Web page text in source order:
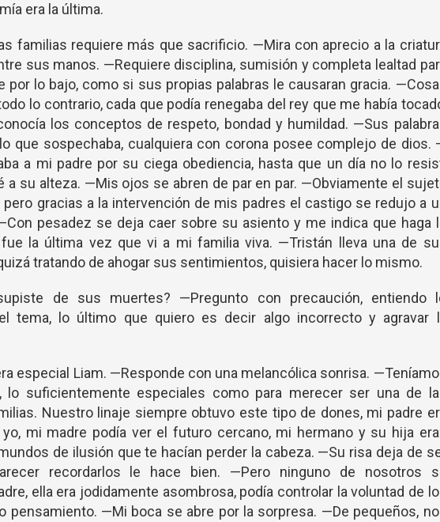
era la última.
familias requiere más que sacrificio. —Mira con aprecio a la
sus manos. —Requiere disciplina, sumisión y completa lealtad
por lo bajo, como si sus propias palabras le causaran gracia.
lo contrario, cada que podía renegaba del rey que me había
los conceptos de respeto, bondad y humildad. —Sus
que sospechaba, cualquiera con corona posee complejo de dios.
a mi padre por su ciega obediencia, hasta que un día no lo
a su alteza. —Mis ojos se abren de par en par. —Obviamente el
gracias a la intervención de mis padres el castigo se redujo a
pesadez se deja caer sobre su asiento y me indica que haga
la última vez que vi a mi familia viva. —Tristán lleva una de
tratando de ahogar sus sentimientos, quisiera hacer lo mismo.
de sus muertes? —Pregunto con precaución, entiendo
tema, lo último que quiero es decir algo incorrecto y agravar
especial Liam. —Responde con una melancólica sonrisa.
lo suficientemente especiales como para merecer ser una de
Nuestro linaje siempre obtuvo este tipo de dones, mi padre
mi madre podía ver el futuro cercano, mi hermano y su hija
de ilusión que te hacían perder la cabeza. —Su risa deja de
recordarlos le hace bien. —Pero ninguno de nosotros
ella era jodidamente asombrosa, podía controlar la voluntad de
pensamiento. —Mi boca se abre por la sorpresa. —De pequeños,